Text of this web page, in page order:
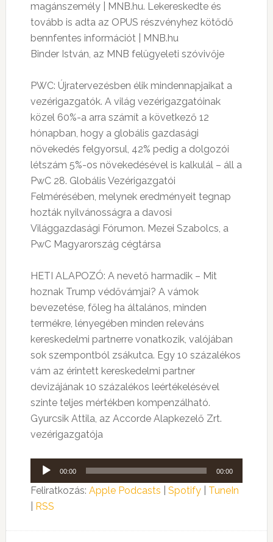
magánszemély | MNB.hu. Lekereskedte és
tovább is adta az OPUS részvényhez kötődő
bennfentes információt | MNB.hu
Binder István, az MNB felügyeleti szóvivője
PWC: Újratervezésben élik mindennapjaikat a
vezérigazgatók. A világ vezérigazgatóinak
közel 60%-a arra számít a következő 12
hónapban, hogy a globális gazdasági
növekedés felgyorsul, 42% pedig a dolgozói
létszám 5%-os növekedésével is kalkulál – áll a
PwC 28. Globális Vezérigazgatói
Felmérésében, melynek eredményeit tegnap
hozták nyilvánosságra a davosi
Világgazdasági Fórumon. Mezei Szabolcs, a
PwC Magyarország cégtársa
HETI ALAPOZÓ: A nevető harmadik – Mit
hoznak Trump védővámjai? A vámok
bevezetése, főleg ha általános, minden
termékre, lényegében minden releváns
kereskedelmi partnerre vonatkozik, valójában
sok szempontból zsákutca. Egy 10 százalékos
vám az érintett kereskedelmi partner
devizájának 10 százalékos leértékelésével
szinte teljes mértékben kompenzálható.
Gyurcsik Attila, az Accorde Alapkezelő Zrt.
vezérigazgatója
Audió
lejátszó
00:00 00:00
Feliratkozás: Apple Podcasts Spotify| TuneIn
RSS